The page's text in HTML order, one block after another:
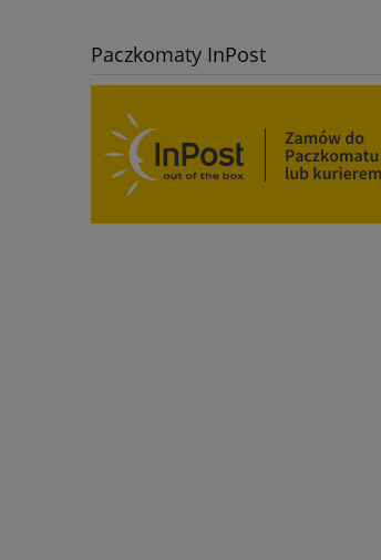
Paczkomaty InPost